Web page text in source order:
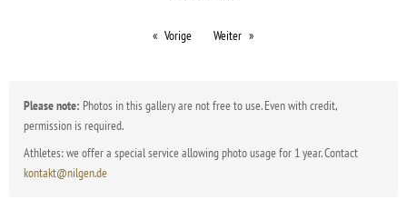
Vorige Weiter
Please note: Photos in this gallery are not free to use. Even with credit,
permission is required.
Athletes: we offer a special service allowing photo usage for 1 year. Contact
kontakt@nilgen.de